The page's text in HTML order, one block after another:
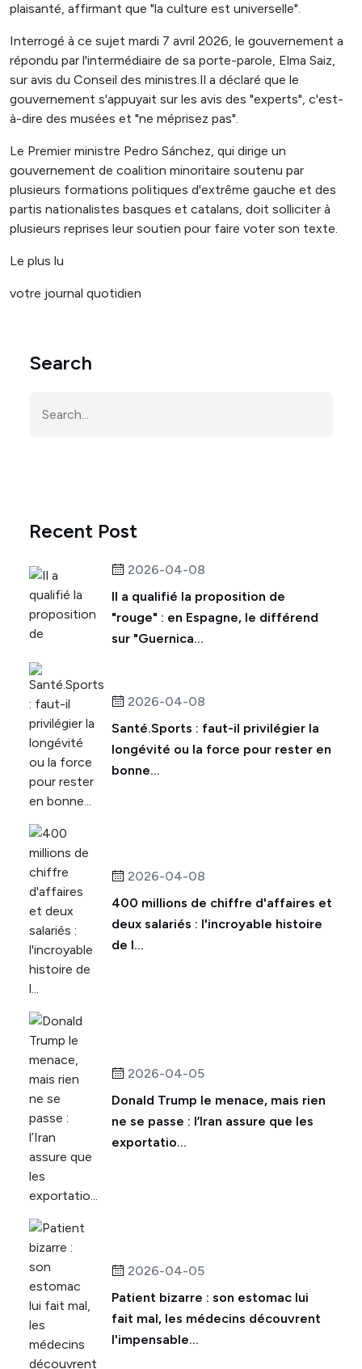
plaisanté, affirmant que "la culture est universelle".
Interrogé à ce sujet mardi 7 avril 2026, le gouvernement a
répondu par l'intermédiaire de sa porte-parole, Elma Saiz,
sur avis du Conseil des ministres.Il a déclaré que le
gouvernement s'appuyait sur les avis des "experts", c'est-
à-dire des musées et "ne méprisez pas".
Le Premier ministre Pedro Sánchez, qui dirige un
gouvernement de coalition minoritaire soutenu par
plusieurs formations politiques d'extrême gauche et des
partis nationalistes basques et catalans, doit solliciter à
plusieurs reprises leur soutien pour faire voter son texte.
Le plus lu
votre journal quotidien
Search
Recent Post
2026-04-08
Il a qualifié la proposition de
"rouge" : en Espagne, le différend
sur "Guernica...
2026-04-08
Santé.Sports : faut-il privilégier la
longévité ou la force pour rester en
bonne...
2026-04-08
400 millions de chiffre d'affaires et
deux salariés : l'incroyable histoire
de l...
2026-04-05
Donald Trump le menace, mais rien
ne se passe : l’Iran assure que les
exportatio...
2026-04-05
Patient bizarre : son estomac lui
fait mal, les médecins découvrent
l'impensable...